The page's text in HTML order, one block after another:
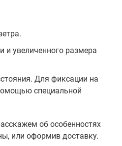
и увеличенного размера
Для фиксации на
специальной
об особенностях
или оформив доставку.